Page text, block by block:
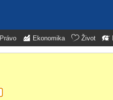
Právo Ekonomika Život